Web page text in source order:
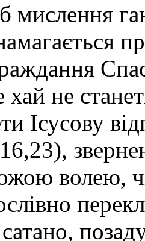
мислення
не
Ісусову
волею,